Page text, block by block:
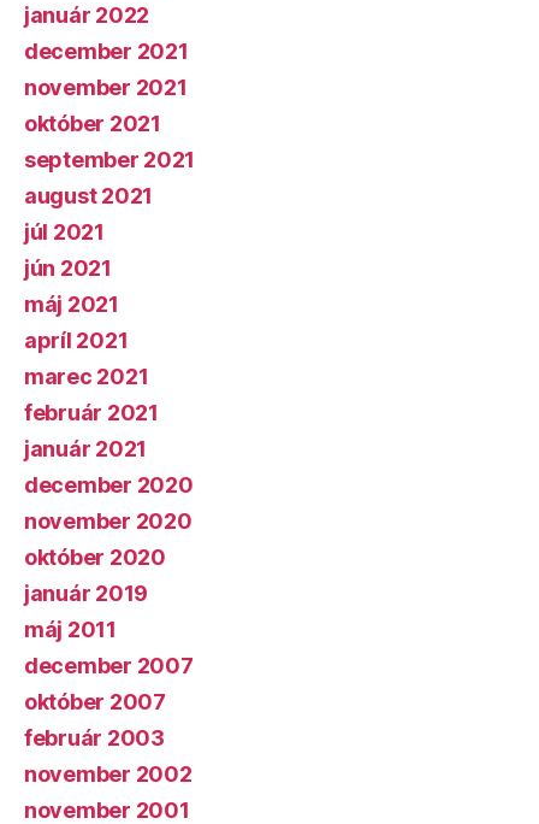
január 2022
december 2021
november 2021
október 2021
september 2021
august 2021
júl 2021
jún 2021
máj 2021
apríl 2021
marec 2021
február 2021
január 2021
december 2020
november 2020
október 2020
január 2019
máj 2011
december 2007
október 2007
február 2003
november 2002
november 2001